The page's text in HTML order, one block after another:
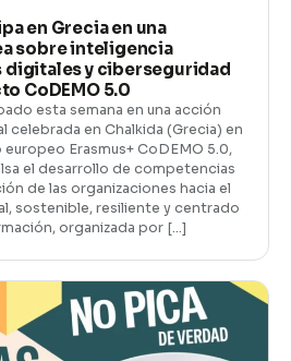
en Grecia en una
sobre inteligencia
y ciberseguridad
CoDEMO 5.0
esta semana en una acción
celebrada en Chalkida (Grecia) en
Erasmus+ CoDEMO 5.0,
el desarrollo de competencias
de las organizaciones hacia el
sostenible, resiliente y centrado
organizada por […]